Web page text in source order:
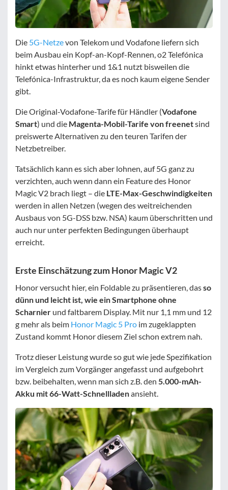
Die 5G-Netzevon Telekom und Vodafone liefern sich
beim Ausbau ein Kopf-an-Kopf-Rennen, o2 Telefónica
hinkt etwas hinterher und 1&1 nutzt bisweilen die
Telefónica-Infrastruktur, da es noch kaum eigene Sender
gibt.
Die Original-Vodafone-Tarife für Händler (Vodafone
Smart) und die Magenta-Mobil-Tarife von freenetsind
preiswerte Alternativen zu den teuren Tarifen der
Netzbetreiber.
Tatsächlich kann es sich aber lohnen, auf 5G ganz zu
verzichten, auch wenn dann ein Feature des Honor
Magic V2 brach liegt – die LTE-Max-Geschwindigkeiten
werden in allen Netzen (wegen des weitreichenden
Ausbaus von 5G-DSS bzw. NSA) kaum überschritten und
auch nur unter perfekten Bedingungen überhaupt
erreicht.
Erste Einschätzung zum Honor Magic V2
Honor versucht hier, ein Foldable zu präsentieren, dasso
dünn und leicht ist, wie ein Smartphone ohne
Scharnier und faltbarem Display. Mit nur 1,1 mm und 12
g mehr als beim Honor Magic 5 Pro im zugeklappten
Zustand kommt Honor diesem Ziel schon extrem nah.
Trotz dieser Leistung wurde so gut wie jede Spezifikation
im Vergleich zum Vorgänger angefasst und aufgebohrt
bzw. beibehalten, wenn man sich z.B. den 5.000-mAh-
Akku mit 66-Watt-Schnellladenansieht.